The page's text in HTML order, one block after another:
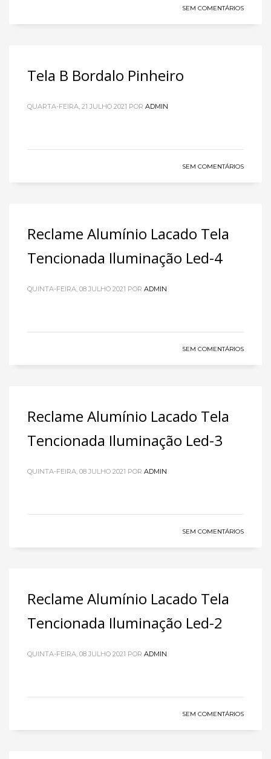
SEM COMENTÁRIOS
Tela B Bordalo Pinheiro
QUARTA-FEIRA, 21 JULHO 2021 POR ADMIN
SEM COMENTÁRIOS
Reclame Alumínio Lacado Tela
Tencionada Iluminação Led-4
QUINTA-FEIRA, 08 JULHO 2021 POR ADMIN
SEM COMENTÁRIOS
Reclame Alumínio Lacado Tela
Tencionada Iluminação Led-3
QUINTA-FEIRA, 08 JULHO 2021 POR ADMIN
SEM COMENTÁRIOS
Reclame Alumínio Lacado Tela
Tencionada Iluminação Led-2
QUINTA-FEIRA, 08 JULHO 2021 POR ADMIN
SEM COMENTÁRIOS